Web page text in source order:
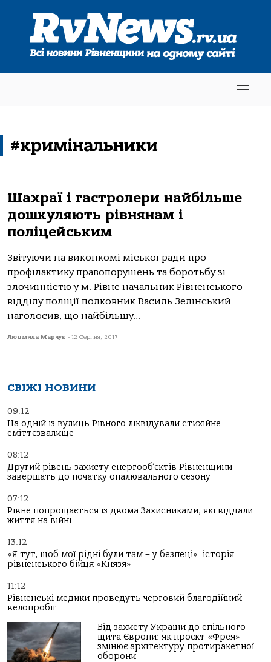
#кримінальники
Шахраї і гастролери найбільше
дошкуляють рівнянам і
поліцейським
Звітуючи на виконкомі міської ради про
профілактику правопорушень та боротьбу зі
злочинністю у м. Рівне начальник Рівненського
відділу поліції полковник Василь Зелінський
наголосив, що найбільшу...
Людмила Марчук - 12 Серпня, 2017
СВІЖІ НОВИНИ
09:12
На одній із вулиць Рівного ліквідували стихійне
сміттєзвалище
08:12
Другий рівень захисту енергооб’єктів Рівненщини
завершать до початку опалювального сезону
07:12
Рівне попрощається із двома Захисниками, які віддали
життя на війні
13:12
«Я тут, щоб мої рідні були там – у безпеці»: історія
рівненського бійця «Князя»
11:12
Рівненські медики проведуть черговий благодійний
велопробіг
Від захисту України до спільного
щита Європи: як проєкт «Фрея»
змінює архітектуру протиракетної
оборони